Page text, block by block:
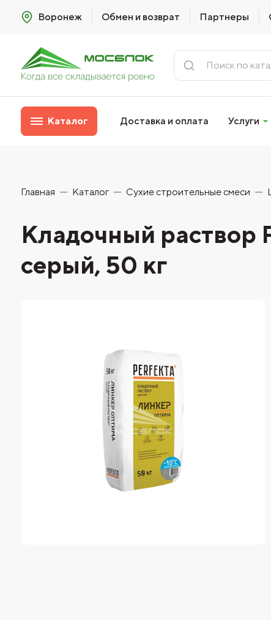
Воронеж Обмен и возврат Партнеры
Каталог Доставка и оплата Услуги
Главная Каталог Сухие строительные смеси
Кладочный раствор
серый, 50 кг